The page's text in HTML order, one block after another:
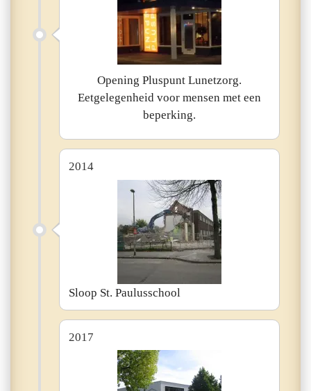
Opening Pluspunt Lunetzorg.
Eetgelegenheid voor mensen met een
beperking.
2014
Sloop St. Paulusschool
2017